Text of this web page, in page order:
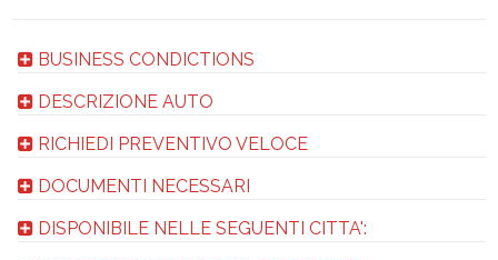
BUSINESS CONDICTIONS
DESCRIZIONE AUTO
RICHIEDI PREVENTIVO VELOCE
DOCUMENTI NECESSARI
DISPONIBILE NELLE SEGUENTI CITTA':